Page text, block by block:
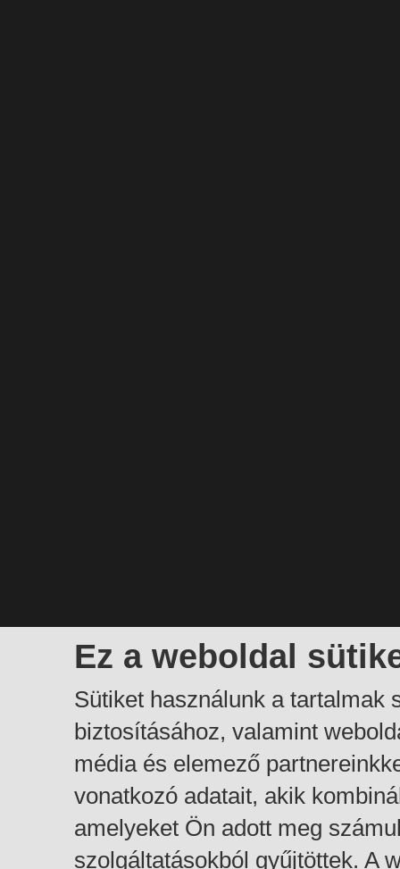
Ez a weboldal
Sütiket használunk a tartalmak
biztosításához, valamint
média és elemező
vonatkozó adatait, akik
amelyeket Ön adott meg
szolgáltatásokból gyűjtöttek. A